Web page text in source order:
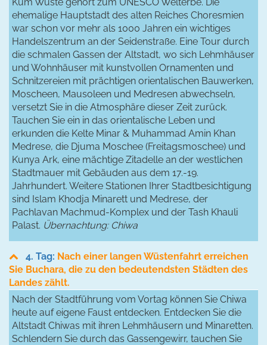
ehemalige Hauptstadt des alten Reiches Choresmien
war schon vor mehr als 1000 Jahren ein wichtiges
Handelszentrum an der Seidenstraße. Eine Tour durch
die schmalen Gassen der Altstadt, wo sich Lehmhäuser
und Wohnhäuser mit kunstvollen Ornamenten und
Schnitzereien mit prächtigen orientalischen Bauwerken,
Moscheen, Mausoleen und Medresen abwechseln,
versetzt Sie in die Atmosphäre dieser Zeit zurück.
Tauchen Sie ein in das orientalische Leben und
erkunden die Kelte Minar & Muhammad Amin Khan
Medrese, die Djuma Moschee (Freitagsmoschee) und
Kunya Ark, eine mächtige Zitadelle an der westlichen
Stadtmauer mit Gebäuden aus dem 17.-19.
Jahrhundert. Weitere Stationen Ihrer Stadtbesichtigung
sind Islam Khodja Minarett und Medrese, der
Pachlavan Machmud-Komplex und der Tash Khauli
Palast. Übernachtung: Chiwa
4. Tag: Nach einer langen Wüstenfahrt erreichen
Sie Buchara, die zu den bedeutendsten Städten des
Landes zählt.
Nach der Stadtführung vom Vortag können Sie Chiwa
heute auf eigene Faust entdecken. Entdecken Sie die
Altstadt Chiwas mit ihren Lehmhäusern und Minaretten.
Schlendern Sie durch das Gassengewirr, tauchen Sie